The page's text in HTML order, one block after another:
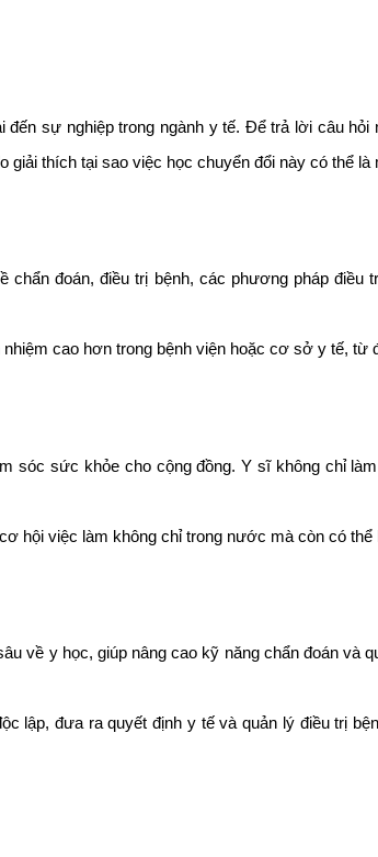
sự nghiệp trong ngành y tế. Để trả lời câu
thích tại sao việc học chuyển đổi này có thể
đoán, điều trị bệnh, các phương pháp
cao hơn trong bệnh viện hoặc cơ sở y tế, từ
sóc sức khỏe cho cộng đồng. Y sĩ không chỉ
hội việc làm không chỉ trong nước mà còn có
về y học, giúp nâng cao kỹ năng chẩn đoán và
lập, đưa ra quyết định y tế và quản lý điều trị